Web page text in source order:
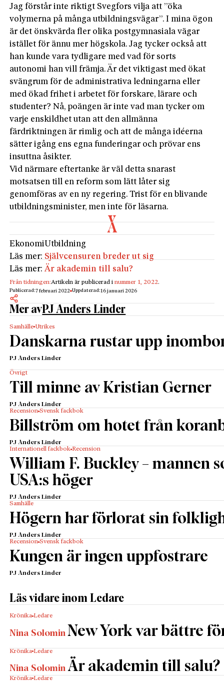
Jag förstår inte riktigt Svegfors vilja att ”öka
volymerna på många utbildningsvägar”. I mina ögon
är det önskvärda fler olika postgymnasiala vägar
istället för ännu mer högskola. Jag tycker också att
han kunde vara tydligare med vad för sorts
autonomi han vill främja. Är det viktigast med ökat
svängrum för de administrativa ledningarna eller
med ökad frihet i arbetet för forskare, lärare och
studenter? Nå, poängen är inte vad man tycker om
varje enskildhet utan att den allmänna
färdriktningen är rimlig och att de många idéerna
sätter igång ens egna funderingar och prövar ens
insuttna åsikter.
Vid närmare eftertanke är väl detta snarast
motsatsen till en reform som lätt låter sig
genomföras av en ny regering. Trist för en blivande
utbildningsminister, men inte för läsarna.
EkonomiUtbildning
Läs mer: Självcensuren breder ut sig
Läs mer:Är akademin till salu?
Från tidningen:Artikeln är publicerad inummer 1, 2022.
Publicerad:7 februari 2022 Uppdaterad:16 januari 2026
Mer avPJ Anders Linder
Samhälle Utrikes
Danskarna rustar upp
PJ Anders Linder
Övrigt
Till minne av Kristian Gerner
PJ Anders Linder
Recension Svensk fackbok
Billström om hotet från
PJ Anders Linder
Internationell fackbok Recension
William F. Buckley – mannen
USA:s höger
PJ Anders Linder
Samhälle
Högern har förlorat sin
PJ Anders Linder
Recension Svensk fackbok
Kungen är ingen uppfostrare
PJ Anders Linder
Läs vidare inom Ledare
Krönika Ledare
Nina Solomin New York var bättre
Krönika Ledare
Nina Solomin Är akademin till salu?
Krönika Ledare